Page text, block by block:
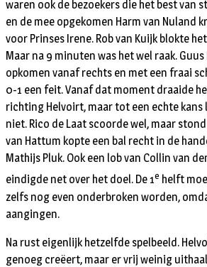
waren ook de bezoekers die het best van
en de mee opgekomen Harm van Nuland
voor Prinses Irene. Rob van Kuijk blokte
Maar na 9 minuten was het wel raak.
opkomen vanaf rechts en met een fraai
0-1 een feit. Vanaf dat moment draaide
richting Helvoirt, maar tot een echte
niet. Rico de Laat scoorde wel, maar
van Hattum kopte een bal recht in de
Mathijs Pluk. Ook een lob van Collin van
eindigde net over het doel. De 1e helft
zelfs nog even onderbroken worden,
aangingen.
Na rust eigenlijk hetzelfde spelbeeld.
genoeg creëert, maar er vrij weinig